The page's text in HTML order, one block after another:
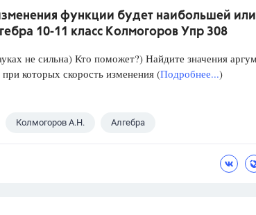
функции будет наибольшей или
10-11 класс Колмогоров Упр 308
не сильна) Кто поможет?) Найдите значения
которых скорость изменения (Подробнее...)
Колмогоров А.Н. Алгебра